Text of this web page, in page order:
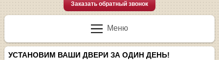
Заказать обратный звонок
Меню
УСТАНОВИМ ВАШИ ДВЕРИ ЗА ОДИН ДЕНЬ!